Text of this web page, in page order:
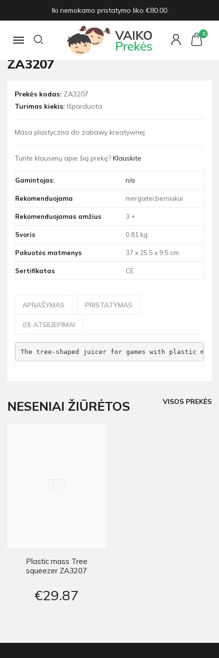
Iki nemokamo pristatymo liko €80.00
Navigacija
0
Žaislų naujienos
Plastic mass Tree squeezer ZA3207
PLASTIC MASS TREE SQUEEZER
ZA3207
Prekės kodas: ZA3207
Turimas kiekis: Išparduota
Masa plastyczna do zabawy kreatywnej.
Turite klausimų apie šią prekę? Klauskite
Gamintojas: n/a
Rekomenduojama mergaitei;berniukui
Rekomenduojamas amžius 3 +
Svoris 0.81 kg
Pakuotės matmenys 37 x 25.5 x 9.5 cm
Sertifikatas CE
APRAŠYMAS PRISTATYMAS
(0) ATSILIEPIMAI
The tree-shaped juicer for games with plastic
NESENIAI ŽIŪRĖTOS VISOS PREKĖS
Plastic mass Tree
squeezer ZA3207
€29 87